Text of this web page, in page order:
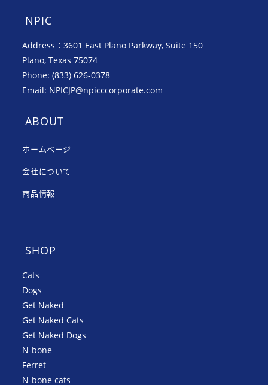
NPIC
Address：3601 East Plano Parkway, Suite 150
Plano, Texas 75074
Phone: (833) 626-0378
Email: NPICJP@npicccorporate.com
ABOUT
ホームページ
会社について
商品情報
SHOP
Cats
Dogs
Get Naked
Get Naked Cats
Get Naked Dogs
N-bone
Ferret
N-bone cats